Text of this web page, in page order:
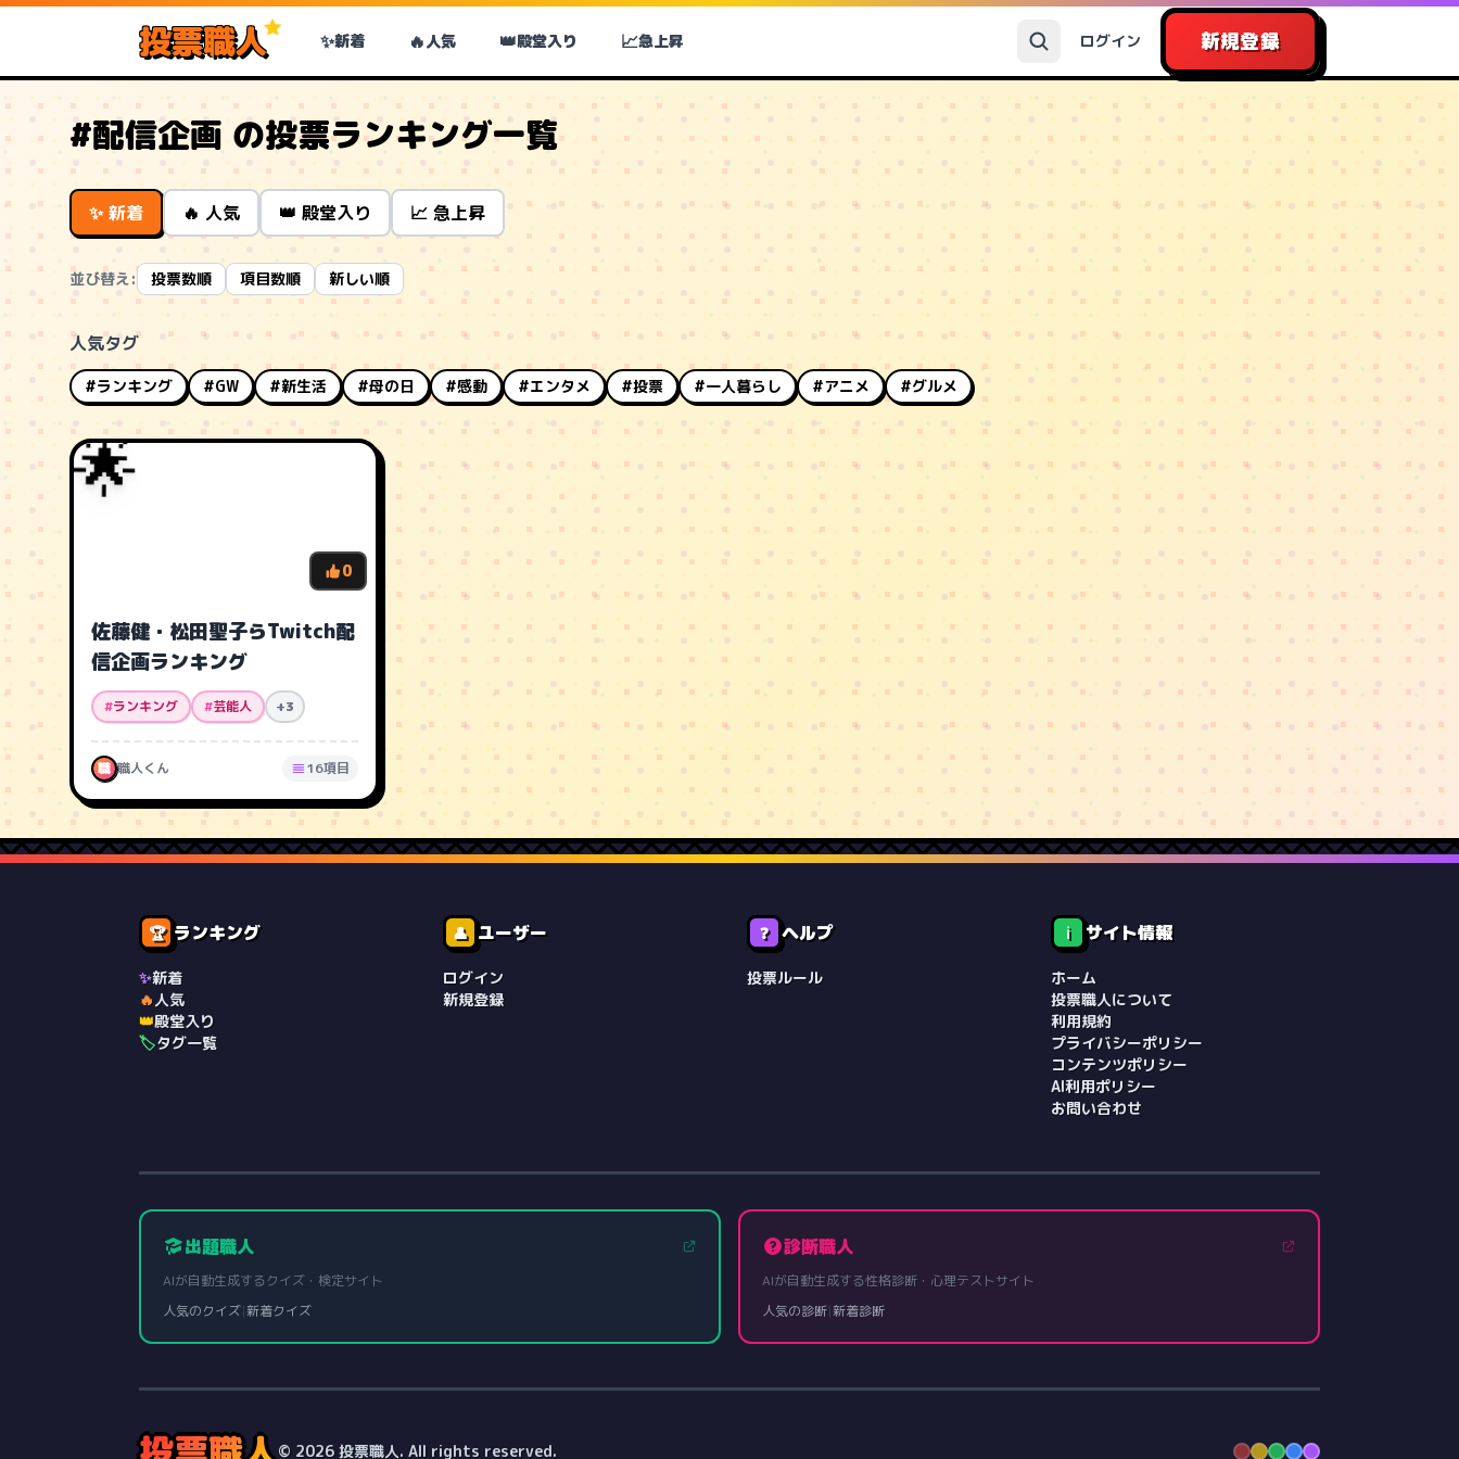
投票職人 ✨新着 🔥人気 👑殿堂入り 📈急上昇 ログイン 新規登録
#配信企画 の投票ランキング一覧
✨ 新着 🔥 人気 👑 殿堂入り 📈 急上昇
並び替え: 投票数順 項目数順 新しい順
人気タグ
#ランキング #GW #新生活 #母の日 #感動 #エンタメ #投票 #一人暮らし #アニメ #グルメ
🌟
0
佐藤健・松田聖子らTwitch配
信企画ランキング
#ランキング #芸能人 +3
職 職人くん 16項目
🏆 ランキング
✨新着
🔥人気
👑殿堂入り
🏷️タグ一覧
👤 ユーザー
ログイン
新規登録
❓ ヘルプ
投票ルール
ℹ️ サイト情報
ホーム
投票職人について
利用規約
プライバシーポリシー
コンテンツポリシー
AI利用ポリシー
お問い合わせ
出題職人
AIが自動生成するクイズ・検定サイト
人気のクイズ|新着クイズ
診断職人
AIが自動生成する性格診断・心理テストサイト
人気の診断|新着診断
© 2026 投票職人. All rights reserved.